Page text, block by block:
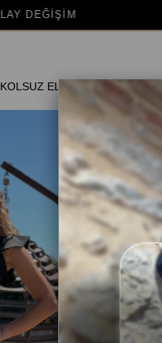
BİNLERCE MUTLU MÜŞTERİ
KOLSUZ ELBİSE